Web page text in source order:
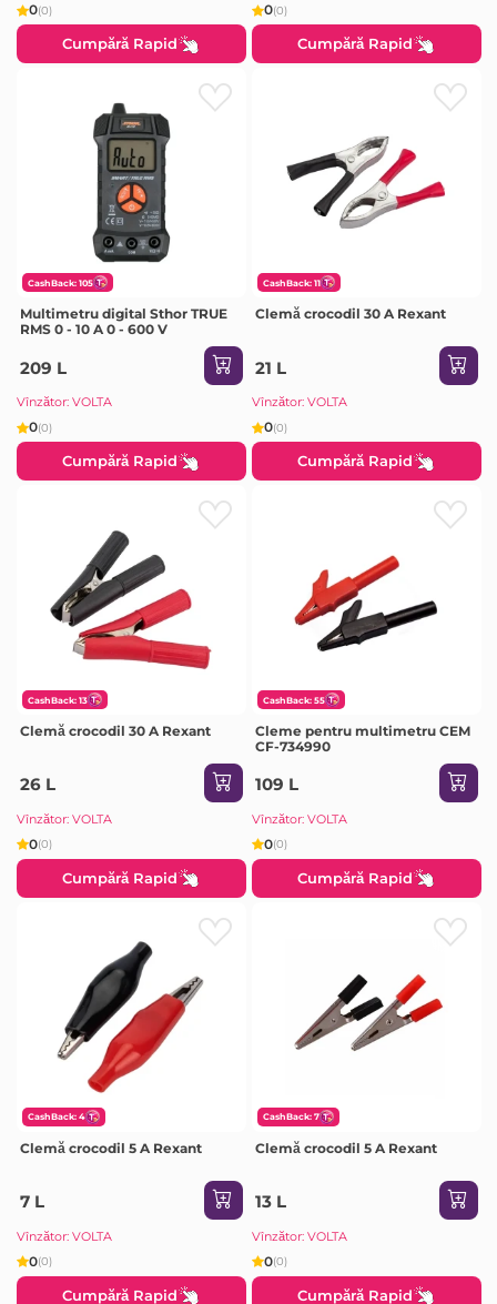
0(0)
Cumpără Rapid
0(0)
Cumpără Rapid
CashBack: 105
Multimetru digital Sthor TRUE
RMS 0 - 10 A 0 - 600 V
209 L
Vînzător: VOLTA
0(0)
Cumpără Rapid
CashBack: 11
Clemă crocodil 30 A Rexant
21 L
Vînzător: VOLTA
0(0)
Cumpără Rapid
CashBack: 13
Clemă crocodil 30 A Rexant
26 L
Vînzător: VOLTA
0(0)
Cumpără Rapid
CashBack: 55
Cleme pentru multimetru CEM
CF-734990
109 L
Vînzător: VOLTA
0(0)
Cumpără Rapid
CashBack: 4
Clemă crocodil 5 A Rexant
7 L
Vînzător: VOLTA
0(0)
Cumpără Rapid
CashBack: 7
Clemă crocodil 5 A Rexant
13 L
Vînzător: VOLTA
0(0)
Cumpără Rapid